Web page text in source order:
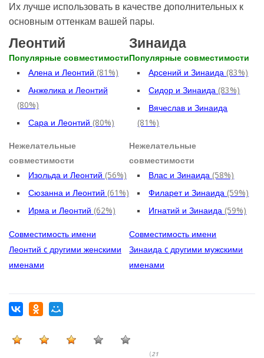
Их лучше использовать в качестве дополнительных к
основным оттенкам вашей пары.
Леонтий
Популярные совместимости
Алена и Леонтий (81%)
Анжелика и Леонтий
(80%)
Сара и Леонтий (80%)
Нежелательные
совместимости
Изольда и Леонтий (56%)
Сюзанна и Леонтий (61%)
Ирма и Леонтий (62%)
Совместимость имени
Леонтий c другими женскими
именами
Зинаида
Популярные совместимости
Арсений и Зинаида(83%)
Сидор и Зинаида(83%)
Вячеслав и Зинаида
(81%)
Нежелательные
совместимости
Влас и Зинаида(58%)
Филарет и Зинаида(59%)
Игнатий и Зинаида(59%)
Совместимость имени
Зинаида c другими мужскими
именами
(21